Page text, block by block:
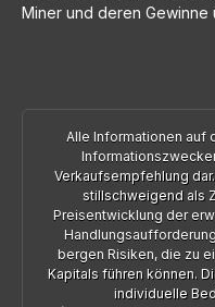
Miner und deren Gewinne
Alle Informationen auf
Verkaufsempfehlung
stillschweigend als
Preisentwicklung der
bergen Risiken, die zu
Kapitals führen können.
individuelle